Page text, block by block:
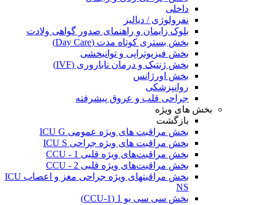
داخلی
نفرولوژی / دیالیز
بلوک زایمان و راهنمای صدور گواهی ولادت
بخش بستری کوتاه مدت (Day Care)
بخش فیزیوتراپی و توانبخشی
بخش ژنتیک و درمان ناباروری (IVF)
بخش اورژانس
روانپزشکی
جراحی قلب و عروق پیشرفته
بخش های ویژه
بازگشت
بخش مراقبت های ویژه عمومی ICU G
بخش مراقبت های ویژه جراحی ICU S
بخش مراقبت‌های ویژه قلبی CCU - 1
بخش مراقبت‌های ویژه قلبی CCU - 2
بخش مراقبتهای ویژه جراحی مغز و اعصاب ICU
NS
بخش سی سی یو 1 (CCU-1)